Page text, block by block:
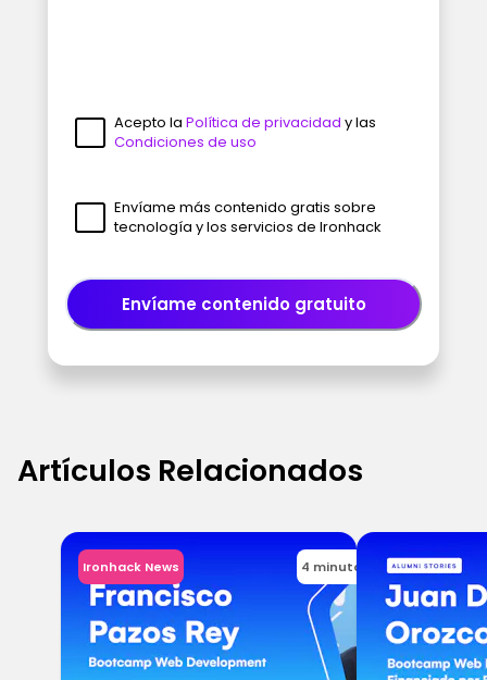
Acepto la Política de privacidad y las
Condiciones de uso
Envíame más contenido gratis sobre
tecnología y los servicios de Ironhack
Envíame contenido gratuito
Artículos Relacionados
Ironhack News 4 minutos